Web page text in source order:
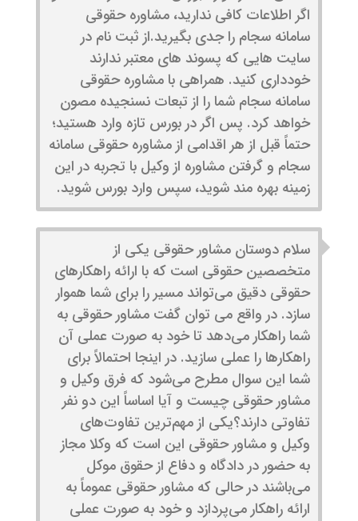
اگر اطلاعات کافی ندارید، مشاوره حقوقی
سامانه سجام را جدی بگیرید.از ثبت نام در
سایت هایی که پسوند های معتبر ندارند
خودداری کنید. همراهی با مشاوره حقوقی
سامانه سجام شما را از تبعات نسنجیده مصون
خواهد کرد. پس اگر در بورس تازه وارد هستید؛
حتماً قبل از هر اقدامی از مشاوره حقوقی سامانه
سجام و گرفتن مشاوره از وکیل با تجربه در این
زمینه بهره مند شوید، سپس وارد بورس شوید.
سلام دوستان مشاور حقوقی یکی از
متخصصین حقوقی است که با ارائه راهکارهای
حقوقی دقیق می‌تواند مسیر را برای شما هموار
سازد. در واقع می توان گفت مشاور حقوقی به
شما راهکار می‌دهد تا خود به صورت عملی آن
راهکارها را عملی سازید. در اینجا احتمالاً برای
شما این سوال مطرح می‌شود که فرق وکیل و
مشاور حقوقی چیست و آیا اساساً این دو نفر
تفاوتی دارند؟یکی از مهم‌ترین تفاوت‌های
وکیل و مشاور حقوقی این است که وکلا مجاز
به حضور در دادگاه و دفاع از حقوق موکل
می‌باشند در حالی که مشاور حقوقی عموماً به
ارائه راهکار می‌پردازد و خود به صورت عملی